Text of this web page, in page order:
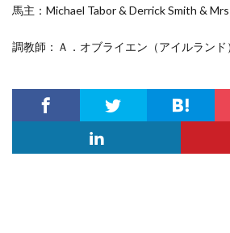
馬主：Michael Tabor & Derrick Smith &
調教師：Ａ．オブライエン（アイルランド